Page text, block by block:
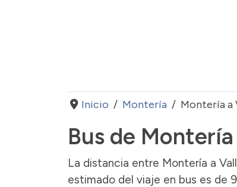
Inicio Montería Montería a
Bus de
La distancia entre Montería a
estimado del viaje en bus es de